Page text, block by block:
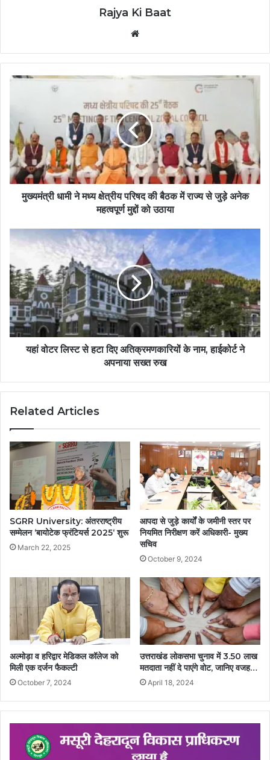
Rajya Ki Baat
मुख्यमंत्री धामी ने मध्य क्षेत्रीय परिषद की बैठक में राज्य से जुड़े अनेक
महत्वपूर्ण मुद्दों को उठाया
यहां वोटर लिस्ट से हटा दिए अतिक्रमणकारियों के नाम, हाईकोर्ट ने
अपनाया सख्त रुख
Related Articles
SGRR University: अंतरराष्ट्रीय
सम्मेलन ‘बायोटेक फ्रंटियर्स 2025‘ शुरू
March 22, 2025
आपदा से जुड़े कार्यों के जमीनी स्तर पर
नियमित निरीक्षण करें अधिकारी- मुख्य
सचिव
October 9, 2024
अल्मोड़ा व हरिद्वार मेडिकल कॉलेज को
मिली एक दर्जन फैकल्टी
October 7, 2024
उत्तराखंड लोकसभा चुनाव में 3.50 लाख
मतदाता नहीं दे पाएंगे वोट, जानिए वजह…
April 18, 2024